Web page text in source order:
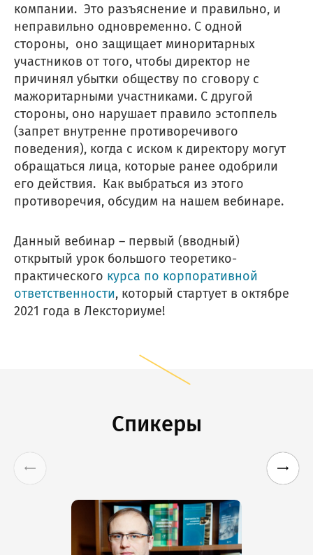
компании. Это разъяснение и правильно, и
неправильно одновременно. С одной
стороны, оно защищает миноритарных
участников от того, чтобы директор не
причинял убытки обществу по сговору с
мажоритарными участниками. С другой
стороны, оно нарушает правило эстоппель
(запрет внутренне противоречивого
поведения), когда с иском к директору могут
обращаться лица, которые ранее одобрили
его действия. Как выбраться из этого
противоречия, обсудим на нашем вебинаре.
Данный вебинар – первый (вводный)
открытый урок большого теоретико-
практического курса по корпоративной
ответственности, который стартует в октябре
2021 года в Лексториуме!
Спикеры